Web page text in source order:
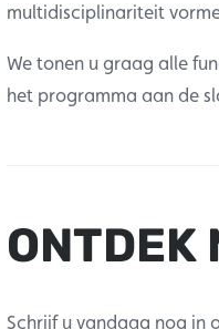
multidisciplinariteit
We tonen u graag alle
het programma aan de
ONTDEK
Schrijf u vandaag nog in